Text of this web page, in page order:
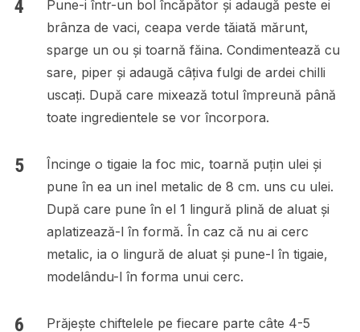
Pune-i într-un bol încăpător și adaugă peste ei
brânza de vaci, ceapa verde tăiată mărunt,
sparge un ou și toarnă făina. Condimentează cu
sare, piper și adaugă câțiva fulgi de ardei chilli
uscați. După care mixează totul împreună până
toate ingredientele se vor încorpora.
Încinge o tigaie la foc mic, toarnă puțin ulei și
pune în ea un inel metalic de 8 cm. uns cu ulei.
După care pune în el 1 lingură plină de aluat și
aplatizează-l în formă. În caz că nu ai cerc
metalic, ia o lingură de aluat și pune-l în tigaie,
modelându-l în forma unui cerc.
Prăjește chiftelele pe fiecare parte câte 4-5